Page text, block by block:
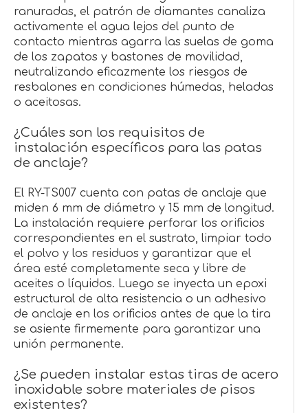
ranuradas, el patrón de diamantes canaliza
activamente el agua lejos del punto de
contacto mientras agarra las suelas de goma
de los zapatos y bastones de movilidad,
neutralizando eficazmente los riesgos de
resbalones en condiciones húmedas, heladas
o aceitosas.
¿Cuáles son los requisitos de
instalación específicos para las patas
de anclaje?
El RY-TS007 cuenta con patas de anclaje que
miden 6 mm de diámetro y 15 mm de longitud.
La instalación requiere perforar los orificios
correspondientes en el sustrato, limpiar todo
el polvo y los residuos y garantizar que el
área esté completamente seca y libre de
aceites o líquidos. Luego se inyecta un epoxi
estructural de alta resistencia o un adhesivo
de anclaje en los orificios antes de que la tira
se asiente firmemente para garantizar una
unión permanente.
¿Se pueden instalar estas tiras de acero
inoxidable sobre materiales de pisos
existentes?